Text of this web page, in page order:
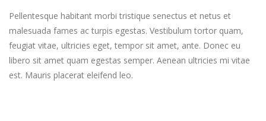
Pellentesque habitant morbi tristique senectus et netus et
malesuada fames ac turpis egestas. Vestibulum tortor quam,
feugiat vitae, ultricies eget, tempor sit amet, ante. Donec eu
libero sit amet quam egestas semper. Aenean ultricies mi vitae
est. Mauris placerat eleifend leo.